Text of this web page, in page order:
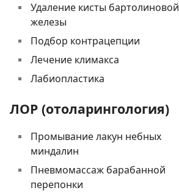
Удаление кисты бартолиновой
железы
Подбор контрацепции
Лечение климакса
Лабиопластика
ЛОР (отоларингология)
Промывание лакун небных
миндалин
Пневмомассаж барабанной
перепонки